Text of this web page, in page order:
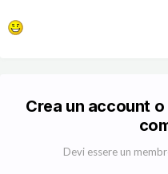
Crea un account
Devi essere un